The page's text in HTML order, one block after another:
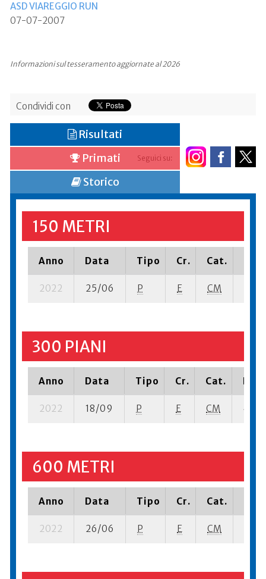
ASD VIAREGGIO RUN
07-07-2007
Informazioni sul tesseramento aggiornate al 2026
Condividi con
Seguici su:
Risultati
Primati
Storico
150 METRI
Anno Data Tipo Cr. Cat.
2022 25/06 P E CM
300 PIANI
Anno Data Tipo Cr. Cat.
2022 18/09 P E CM 4
600 METRI
Anno Data Tipo Cr. Cat.
2022 26/06 P E CM